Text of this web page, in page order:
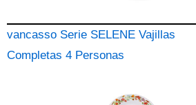
vancasso Serie SELENE Vajillas
Completas 4 Personas